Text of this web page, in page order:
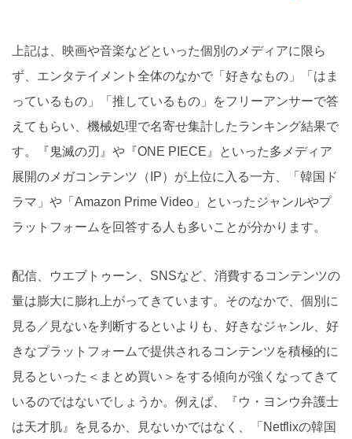
上記は、映画や音楽などといった個別のメディアに限ら
ず、エンタテイメント全体のなかで「好きなもの」「はま
っているもの」「推しているもの」をフリーアンサーで答
えてもらい、機械処理で名寄せ集計したランキング結果で
す。『鬼滅の刃』や『ONE PIECE』といった多メディア
展開のメガコンテンツ（IP）が上位に入る一方、「韓国ド
ラマ」や「Amazon Prime Video」といったジャンルやプ
ラットフォームを回答する人も多いことが分かります。
配信、ウエブトゥーン、SNSなど、消費するコンテンツの
量は膨大に膨れ上がってきています。そのなかで、個別に
見る／見ないを判断するといよりも、好きなジャンル、好
きなプラットフォームで提供されるコンテンツを積極的に
見るといった＜まとめ買い＞をする傾向が強くなってきて
いるのではないでしょうか。例えば、『ウ・ヨンウ弁護士
は天才肌』を見るか、見ないかではなく、「Netflixの韓国